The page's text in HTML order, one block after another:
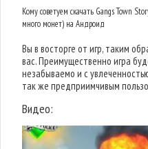
Кому советуем скачать Gangs Town
много монет) на Андроид
Вы в восторге от игр, таким
вас. Преимущественно игра
незабываемо и с
так же предприимчивым
Видео: